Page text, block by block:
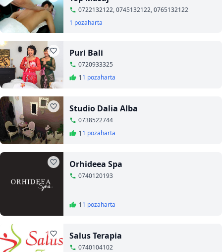
0722132122, 0745132122, 0765132122
1 pozaharta
Puri Bali
0720933325
1 1 pozaharta
Studio Dalia Alba
0738522744
1 1 pozaharta
Orhideea Spa
0740120193
1 1 pozaharta
Salus Terapia
0740104102